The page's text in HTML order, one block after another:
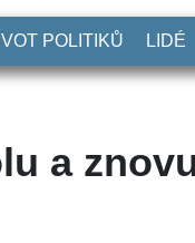
POLITIKŮ LIDÉ
a